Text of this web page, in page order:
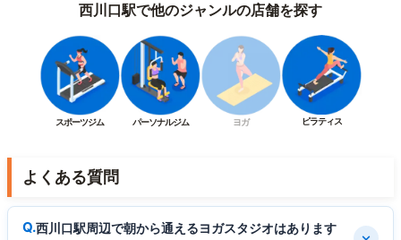
西川口駅で他のジャンルの店舗を探す
スポーツジム パーソナルジム ヨガ ピラティス
よくある質問
西川口駅周辺で朝から通えるヨガスタジオはあります